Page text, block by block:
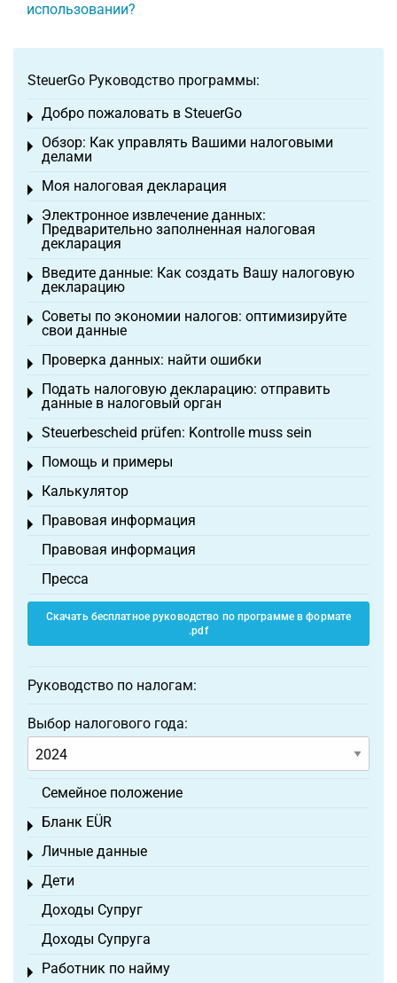
использовании?
SteuerGo Руководство программы:
Добро пожаловать в SteuerGo
Toggle menu
Обзор: Как управлять Вашими налоговыми
делами
Toggle menu
Моя налоговая декларация
Toggle menu
Электронное извлечение данных:
Предварительно заполненная налоговая
декларация
Toggle menu
Введите данные: Как создать Вашу налоговую
декларацию
Toggle menu
Советы по экономии налогов: оптимизируйте
свои данные
Toggle menu
Проверка данных: найти ошибки
Toggle menu
Подать налоговую декларацию: отправить
данные в налоговый орган
Toggle menu
Steuerbescheid prüfen: Kontrolle muss sein
Toggle menu
Помощь и примеры
Toggle menu
Калькулятор
Toggle menu
Правовая информация
Toggle menu
Правовая информация
Пресса
Скачать бесплатное руководство по программе в формате
.pdf
Руководство по налогам:
Выбор налогового года:
Семейное положение
Бланк EÜR
Toggle menu
Личные данные
Toggle menu
Дети
Toggle menu
Доходы Супруг
Доходы Супруга
Работник по найму
Toggle menu